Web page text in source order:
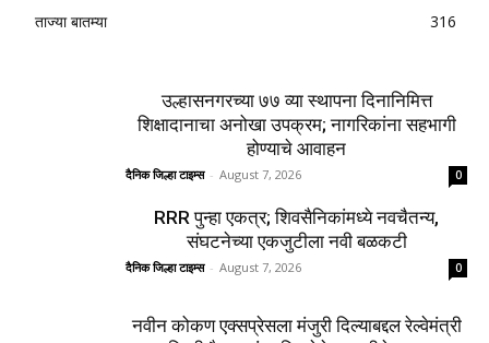
ताज्या बातम्या
316
उल्हासनगरच्या ७७ व्या स्थापना दिनानिमित्त
शिक्षादानाचा अनोखा उपक्रम; नागरिकांना सहभागी
होण्याचे आवाहन
दैनिक जिल्हा टाइम्स - August 7, 2026 0
RRR पुन्हा एकत्र; शिवसैनिकांमध्ये नवचैतन्य,
संघटनेच्या एकजुटीला नवी बळकटी
दैनिक जिल्हा टाइम्स - August 7, 2026 0
नवीन कोकण एक्सप्रेसला मंजुरी दिल्याबद्दल रेल्वेमंत्री